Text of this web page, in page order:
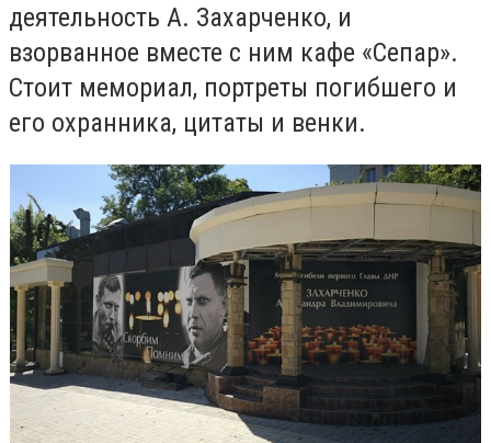
деятельность А. Захарченко, и
взорванное вместе с ним кафе «Сепар».
Стоит мемориал, портреты погибшего и
его охранника, цитаты и венки.